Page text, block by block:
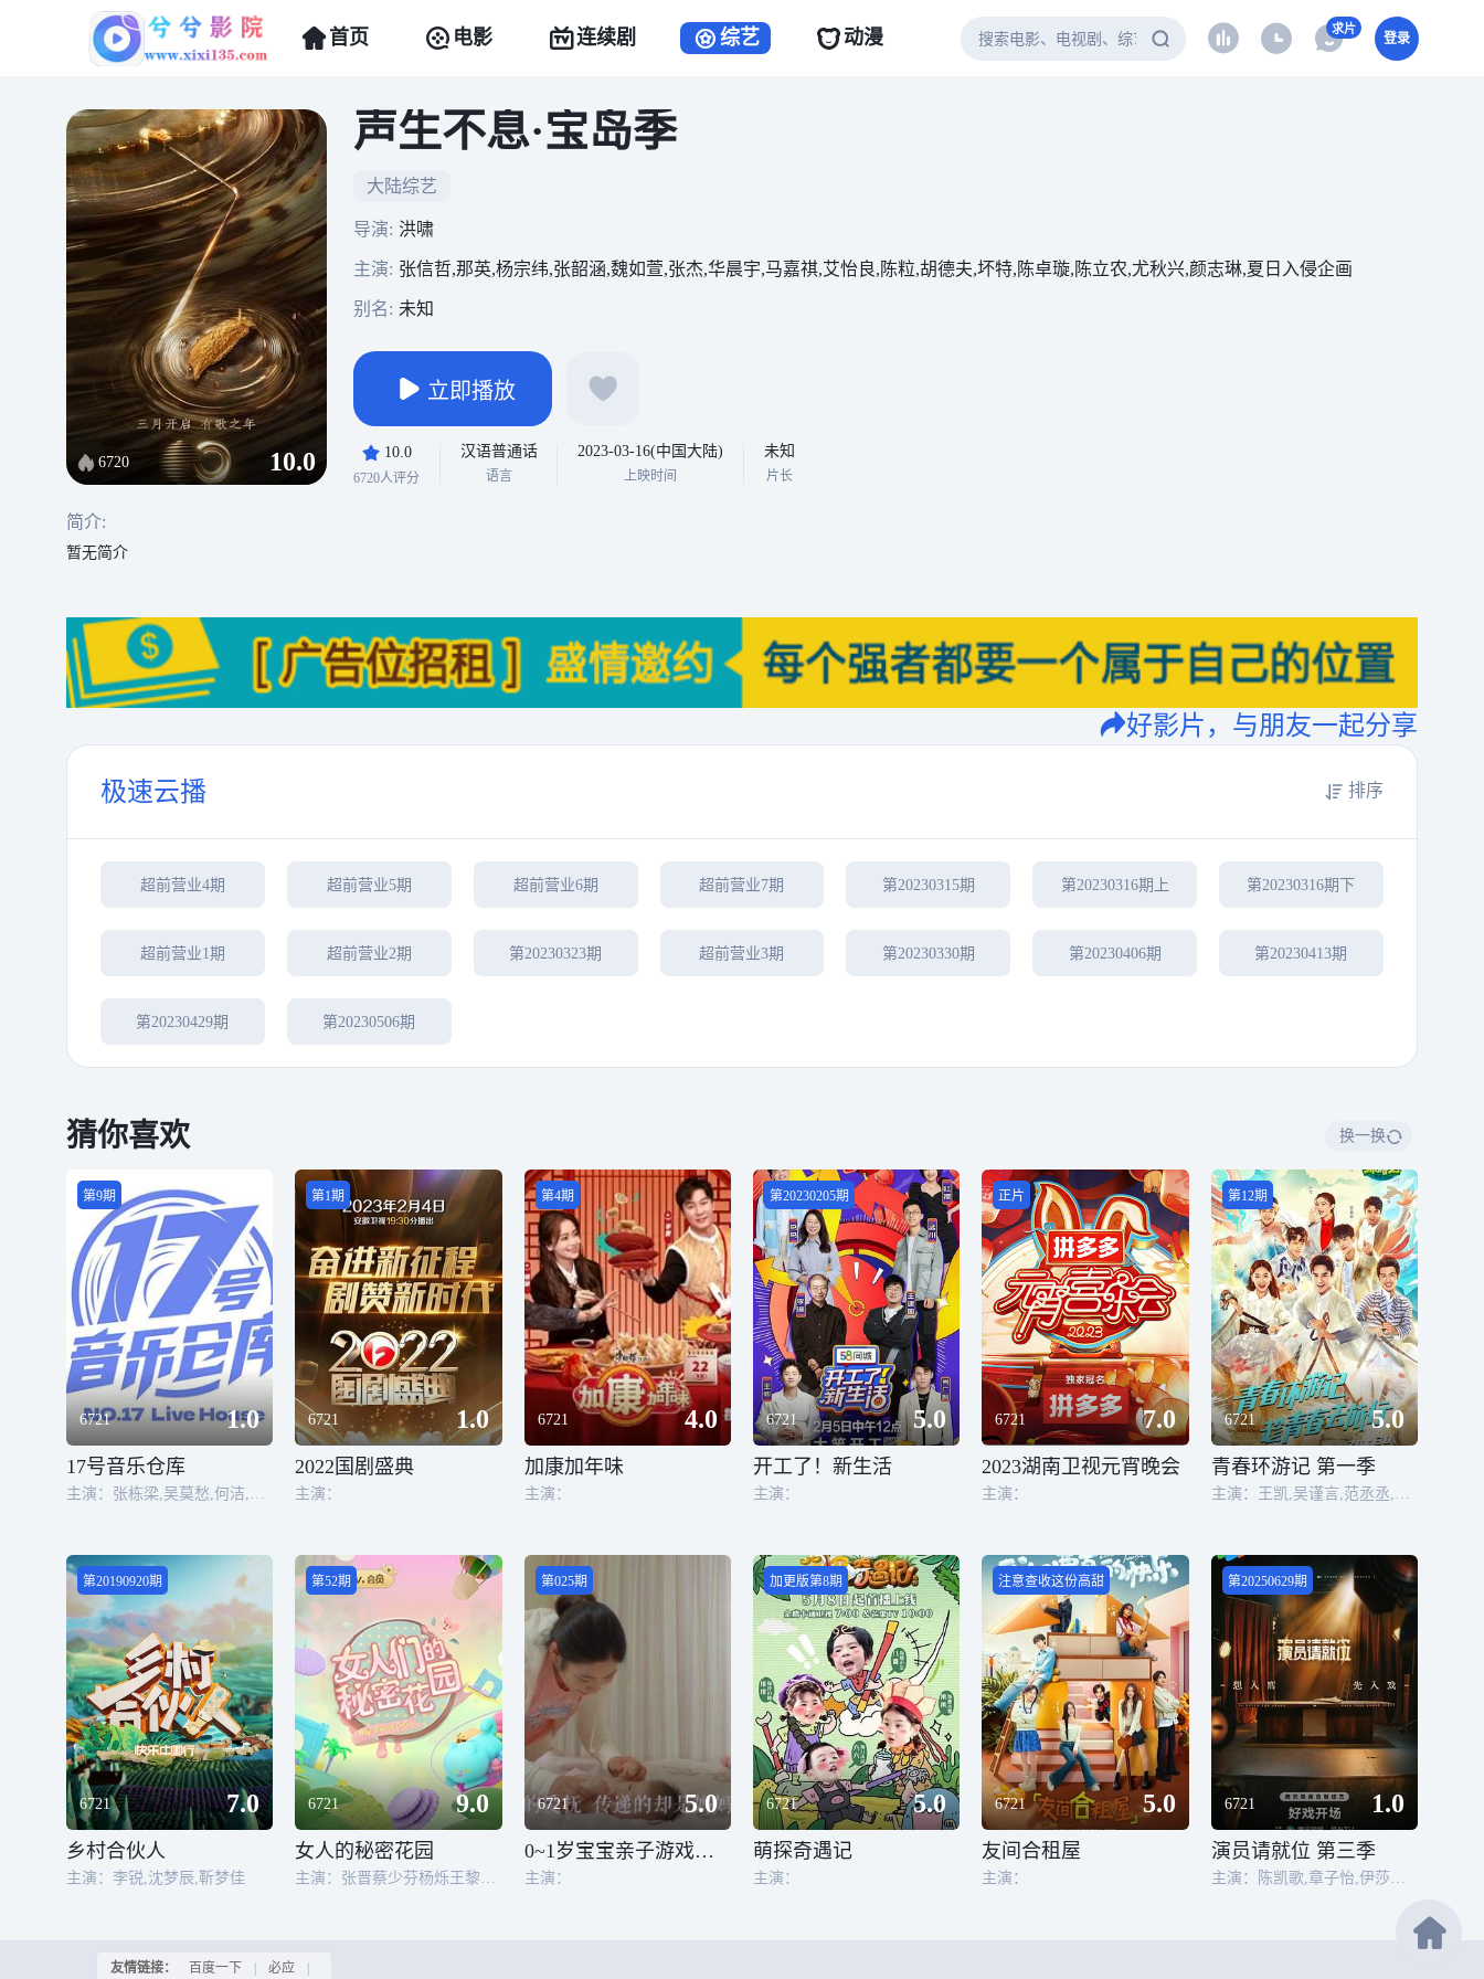
首页 电影 连续剧 综艺 动漫 求片
登录
6720 10.0
声生不息·宝岛季
大陆综艺
导演: 洪啸
主演: 张信哲,那英,杨宗纬,张韶涵,魏如萱,张杰,华晨宇,马嘉祺,艾怡良,陈粒,胡德夫,坏特,陈卓璇,陈立农,尤秋兴,颜志琳,夏日入侵企画
别名: 未知
立即播放
10.0
6720人评分
汉语普通话
语言
2023-03-16(中国大陆)
上映时间
未知
片长
简介:
暂无简介
好影片，与朋友一起分享
极速云播 排序
超前营业4期 超前营业5期 超前营业6期 超前营业7期 第20230315期 第20230316期上 第20230316期下
超前营业1期 超前营业2期 第20230323期 超前营业3期 第20230330期 第20230406期 第20230413期
第20230429期 第20230506期
猜你喜欢 换一换
6721 1.0
第9期
17号音乐仓库
6721 1.0
第1期
2022国剧盛典
主演：
6721 4.0
第4期
加康加年味
主演：
6721 5.0
第20230205期
开工了！新生活
主演：
6721 7.0
正片
2023湖南卫视元宵晚会
主演：
6721 5.0
第12期
青春环游记 第一季
6721 7.0
第20190920期
乡村合伙人
主演：李锐,沈梦辰,靳梦佳
6721 9.0
第52期
女人的秘密花园
主演：张晋蔡少芬杨烁王黎雯张伦硕钟丽缇袁成杰陈芊芊
6721 5.0
第025期
0~1岁宝宝亲子游戏合辑
主演：
6721 5.0
加更版第8期
萌探奇遇记
主演：
6721 5.0
注意查收这份高甜
友间合租屋
主演：
6721 1.0
第20250629期
演员请就位 第三季
主演：陈凯歌,章子怡,伊莎贝尔·于佩尔,吴镇宇,王志飞,王丽云,惠英红,杨晓培,刘梓晨,杨子,蒋依依,徐开骋,姚笛,张嘉元,金巧巧,佟晨洁,卜冠今,嵇嘉禾,戴向宇,刘家祎,许佳琪,李茂,廖慧佳,白凯南,吕星辰,曹斐然,方力申,高梓淇,黄灿灿,贺美琦,黄子琪,刘美含,刘品言,刘胤君,李奕臻,林子濠,马启越,孙丞潇,苏晓彤,宋伊人,唐禹哲,王佳怡,吴施乐,王佑硕,熊乃瑾,杨雨潼,张百乔,张亮,钟丽丽,赵秦,张婉莹,陈腾跃,赵蕴卓,代高政
友情链接： 百度一下 | 必应 |